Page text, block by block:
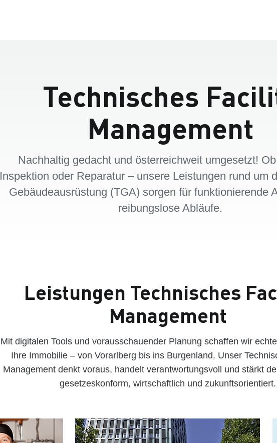
Technisches
Management
Nachhaltig gedacht und österreichweit umgesetzt!
Inspektion oder Reparatur – unsere Leistungen rund um
Gebäudeausrüstung (TGA) sorgen für funktionierende
reibungslose Abläufe.
Leistungen Technisches
Management
Mit digitalen Tools und vorausschauender Planung schaffen wir
Ihre Immobilie – von Vorarlberg bis ins Burgenland. Unser
Management denkt voraus, handelt verantwortungsvoll und stärkt
gesetzeskonform, wirtschaftlich und zukunftsorientiert.